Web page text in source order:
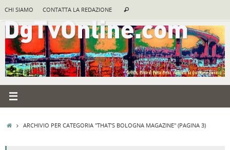
contenuto
CHI SIAMO CONTATTA LA REDAZIONE Cerca
HOMEARCHIVIO PER CATEGORIA "THAT’S BOLOGNA MAGAZINE"(PAGINA 3)